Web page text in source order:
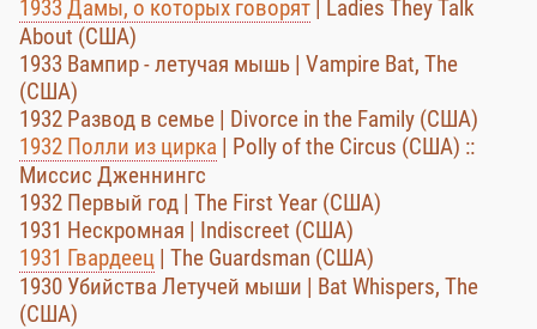
1933 Дамы, о которых говорят | Ladies They Talk
About (США)
1933 Вампир - летучая мышь | Vampire Bat, The
(США)
1932 Развод в семье | Divorce in the Family (США)
1932 Полли из цирка | Polly of the Circus (США) ::
Миссис Дженнингс
1932 Первый год | The First Year (США)
1931 Нескромная | Indiscreet (США)
1931 Гвардеец | The Guardsman (США)
1930 Убийства Летучей мыши | Bat Whispers, The
(США)